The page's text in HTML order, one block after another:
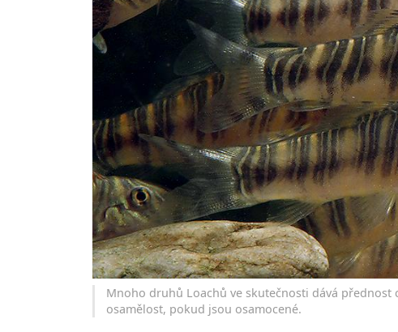
Mnoho druhů Loachů ve skutečnosti dává
osamělost, pokud jsou osamocené.